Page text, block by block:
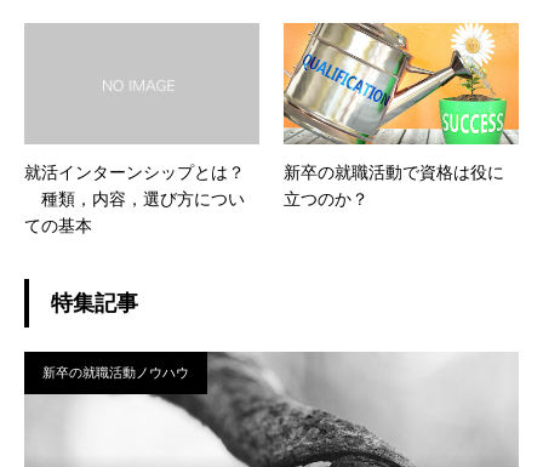
くろう
就活インターンシップとは？
種類，内容，選び方につい
ての基本
新卒の就職活動で資格は役に
立つのか？
特集記事
新卒の就職活動ノウハウ